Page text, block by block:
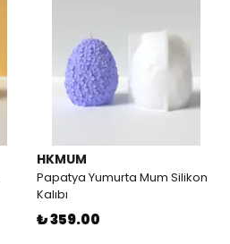
HKMUM
Papatya Yumurta Mum Silikon
Kalıbı
₺ 359.00